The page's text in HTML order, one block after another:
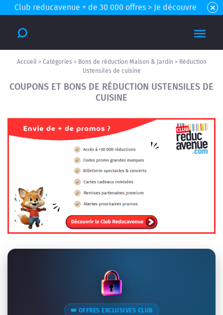
Club reducavenue + de 30 000 offres > Je découvre
Accueil > Catégories > Bons de réduction Maison & Jardin > Réduction
Ustensiles de cuisine
COUPONS ET BONS DE RÉDUCTION USTENSILES DE
CUISINE
👑 OFFRES EXCLUSIVES CLUB